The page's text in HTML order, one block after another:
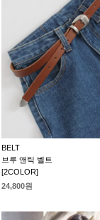
BELT
브루 앤틱 벨트
[2COLOR]
24,800원